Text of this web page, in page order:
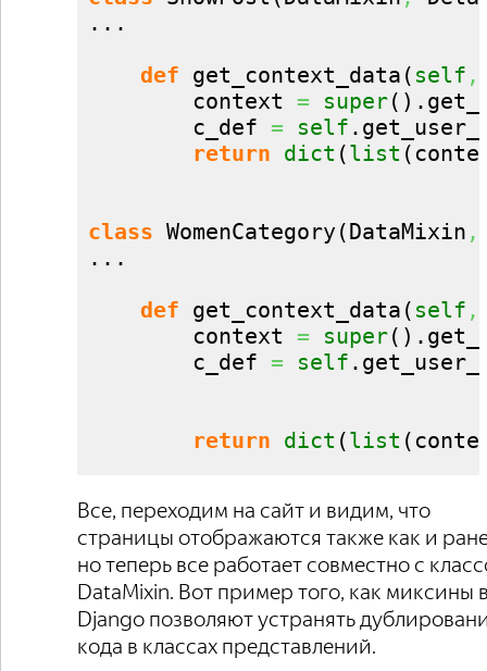
...
def get_context_data ( self ,
context = super( ) .
c_def = self .
return dict (list (
class WomenCategory (DataMixin ,
...
def get_context_data ( self ,
context = super( ) .
c_def = self .
return dict (list (
Все, переходим на сайт и видим, что
страницы отображаются также как и
но теперь все работает совместно с
DataMixin. Вот пример того, как миксины
Django позволяют устранять
кода в классах представлений.